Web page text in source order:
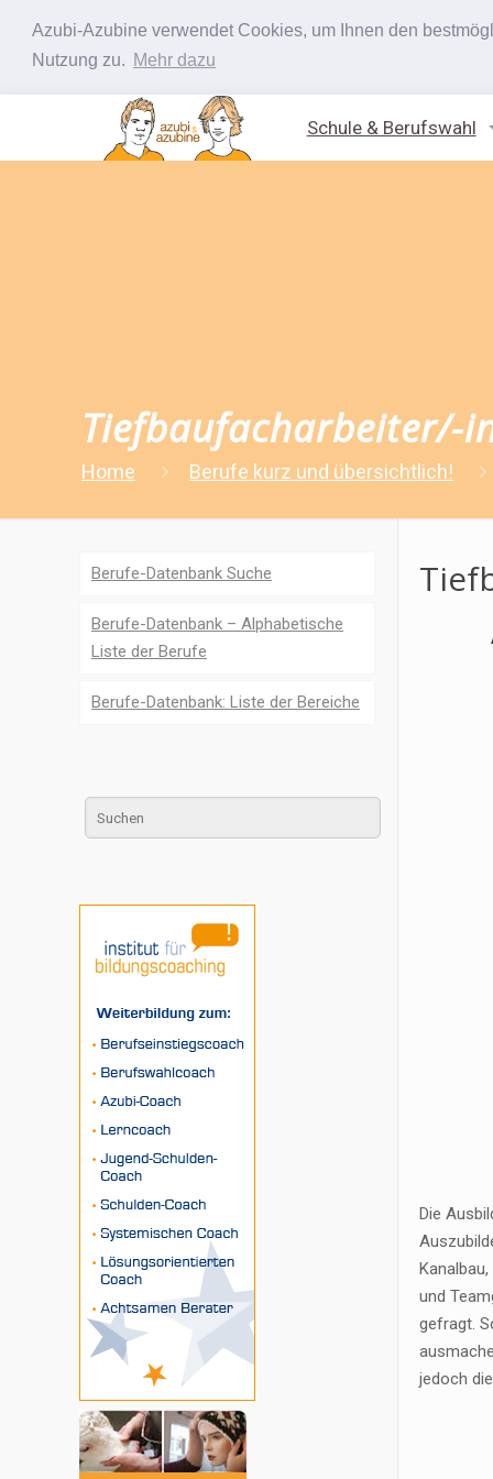
Azubi-Azubine verwendet Cookies, um Ihnen den
Nutzung zu. Mehr dazu
Schule & Berufswahl
Tiefbaufacharbeiter/-
Home Berufe kurz und übersichtlich!
Die
und
gefragt.
jedoch
Berufe-Datenbank Suche
Berufe-Datenbank – Alphabetische
Liste der Berufe
Berufe-Datenbank: Liste der Bereiche